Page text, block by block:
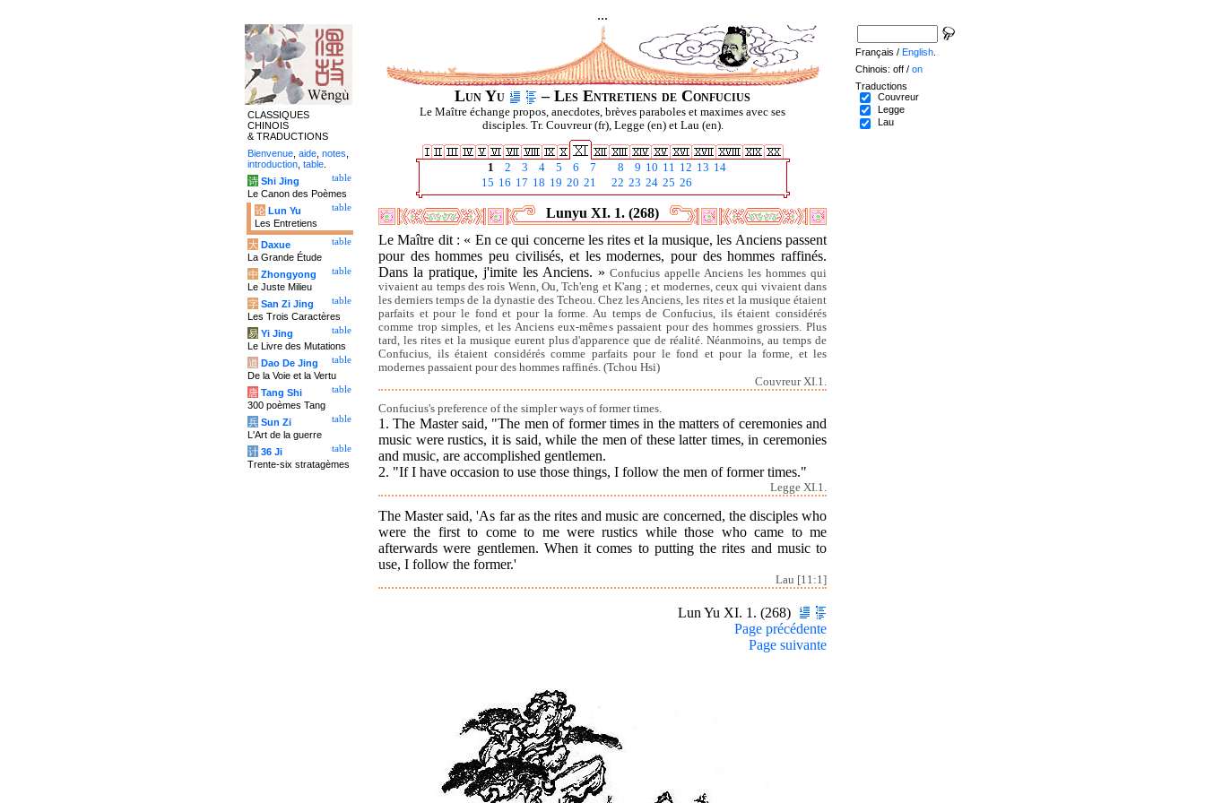
...
Lun Yu – Les Entretiens de Confucius
Le Maître échange propos, anecdotes, brèves paraboles et maximes avec ses
disciples. Tr. Couvreur (fr), Legge (en) et Lau (en).
1 2 3 4 5 6 7 8 9 10 11 12 13 14
15 16 17 18 19 20 21 22 23 24 25 26
Lunyu XI. 1. (268)
Le Maître dit : « En ce qui concerne les rites et la musique, les Anciens passent
pour des hommes peu civilisés, et les modernes, pour des hommes raffinés.
Dans la pratique, j'imite les Anciens. »Confucius appelle Anciens les hommes qui
vivaient au temps des rois Wenn, Ou, Tch'eng et K'ang ; et modernes, ceux qui vivaient dans
les derniers temps de la dynastie des Tcheou. Chez les Anciens, les rites et la musique étaient
parfaits et pour le fond et pour la forme. Au temps de Confucius, ils étaient considérés
comme trop simples, et les Anciens eux-mêmes passaient pour des hommes grossiers. Plus
tard, les rites et la musique eurent plus d'apparence que de réalité. Néanmoins, au temps de
Confucius, ils étaient considérés comme parfaits pour le fond et pour la forme, et les
modernes passaient pour des hommes raffinés. (Tchou Hsi)
Couvreur XI.1.
Confucius's preference of the simpler ways of former times.
1. The Master said, "The men of former times in the matters of ceremonies and
music were rustics, it is said, while the men of these latter times, in ceremonies
and music, are accomplished gentlemen.
2. "If I have occasion to use those things, I follow the men of former times."
Legge XI.1.
The Master said, 'As far as the rites and music are concerned, the disciples who
were the first to come to me were rustics while those who came to me
afterwards were gentlemen. When it comes to putting the rites and music to
use, I follow the former.'
Lau [11:1]
Lun Yu XI. 1. (268)
Page précédente
Page suivante
CLASSIQUES
CHINOIS
& TRADUCTIONS
Bienvenue aide notes
introduction table
table
诗 Shi Jing
Le Canon des Poèmes
table
论 Lun Yu
Les Entretiens
table
大 Daxue
La Grande Étude
table
中 Zhongyong
Le Juste Milieu
table
字 San Zi Jing
Les Trois Caractères
table
易 Yi Jing
Le Livre des Mutations
table
道 Dao De Jing
De la Voie et la Vertu
table
唐 Tang Shi
300 poèmes Tang
table
兵 Sun Zi
L'Art de la guerre
table
计 36 Ji
Trente-six stratagèmes
Français / English
Chinois: off / on
Traductions
Couvreur
Legge
Lau